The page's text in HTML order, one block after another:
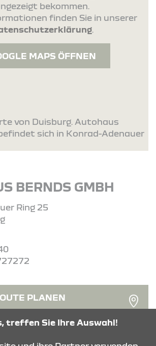
bekommen.
finden Sie in unserer
.
MAPS ÖFFNEN
von Duisburg. Autohaus
sich in Konrad-Adenauer
BERNDS GMBH
Ring 25
PLANEN
SENDEN
treffen Sie Ihre Auswahl!